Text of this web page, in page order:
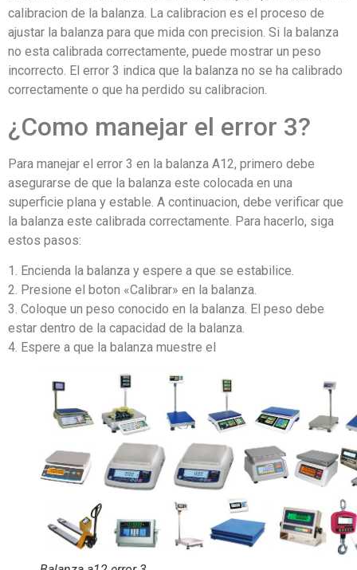
calibracion de la balanza. La calibracion es el proceso de
ajustar la balanza para que mida con precision. Si la balanza
no esta calibrada correctamente, puede mostrar un peso
incorrecto. El error 3 indica que la balanza no se ha calibrado
correctamente o que ha perdido su calibracion.
¿Como manejar el error 3?
Para manejar el error 3 en la balanza A12, primero debe
asegurarse de que la balanza este colocada en una
superficie plana y estable. A continuacion, debe verificar que
la balanza este calibrada correctamente. Para hacerlo, siga
estos pasos:
1. Encienda la balanza y espere a que se estabilice.
2. Presione el boton «Calibrar» en la balanza.
3. Coloque un peso conocido en la balanza. El peso debe
estar dentro de la capacidad de la balanza.
4. Espere a que la balanza muestre el